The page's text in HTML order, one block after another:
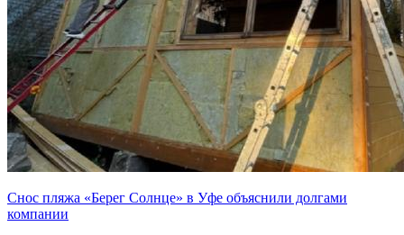
Снос пляжа «Берег Солнце» в Уфе объяснили долгами
компании